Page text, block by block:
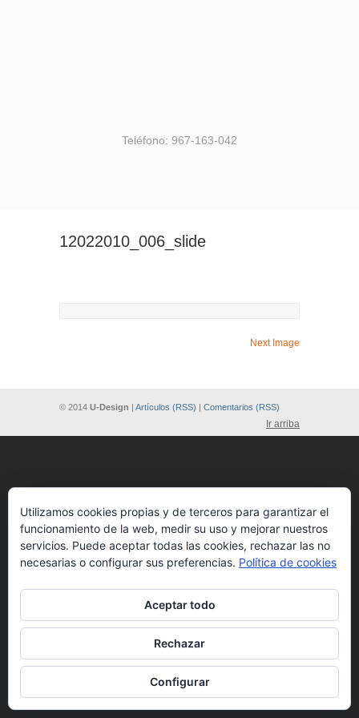
Teléfono: 967-163-042
12022010_006_slide
Next Image
© 2014 U-Design | Artículos (RSS) | Comentarios (RSS)
Ir arriba
Utilizamos cookies propias y de terceros para garantizar el
funcionamiento de la web, medir su uso y mejorar nuestros
servicios. Puede aceptar todas las cookies, rechazar las no
necesarias o configurar sus preferencias. Política de cookies
Aceptar todo
Rechazar
Configurar